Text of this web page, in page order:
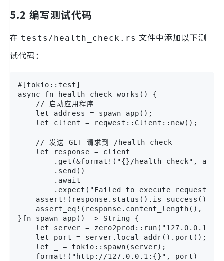
5.2 编写测试代码
在 tests/health_check.rs 文件中添加以下测
试代码：
#[tokio::test]
async fn health_check_works() {
    // 启动应用程序
    let address = spawn_app();
    let client = reqwest::Client::new();
    // 发送 GET 请求到 /health_check
    let response = client
.get(&format!("{}/health_check",
        .send()
        .await
.expect("Failed to execute request.");
    assert!(response.status().is_success());
assert_eq!(response.content_length(),
}fn spawn_app() -> String {
let server =
    let port = server.local_addr().port();
    let _ = tokio::spawn(server);
    format!("http://127.0.0.1:{}", port)